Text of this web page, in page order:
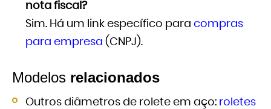
nota fiscal?
Sim. Há um link específico para compras
para empresa (CNPJ).
Modelos relacionados
Outros diâmetros de rolete em aço: roletes